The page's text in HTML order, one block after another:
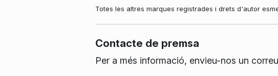
Totes les altres marques registrades i drets d'autor
Contacte de premsa
Per a més informació, envieu-nos un